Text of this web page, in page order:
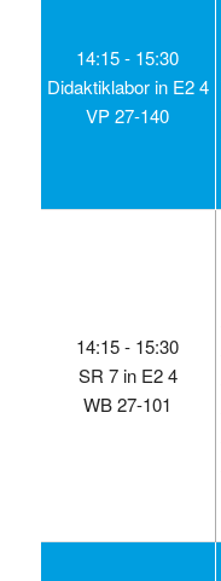
14:15 ‑ 15:30
Didaktiklabor in E2 4
VP 27-140
14:15 ‑ 15:30
SR 7 in E2 4
WB 27-101